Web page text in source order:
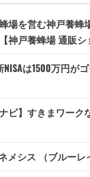
場を営む神戸養蜂
神戸養蜂場 通販シ
は1500万円が
ビ】すきまワー
メシス （ブルーレ